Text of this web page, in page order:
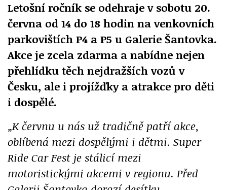
Letošní ročník se odehraje v sobotu 20.
června od 14 do 18 hodin na venkovních
parkovištích P4 a P5 u Galerie Šantovka.
Akce je zcela zdarma a nabídne nejen
přehlídku těch nejdražších vozů v
Česku, ale i projížďky a atrakce pro děti
i dospělé.
„K červnu u nás už tradičně patří akce,
oblíbená mezi dospělými i dětmi. Super
Ride Car Fest je stálicí mezi
motoristickými akcemi v regionu. Před